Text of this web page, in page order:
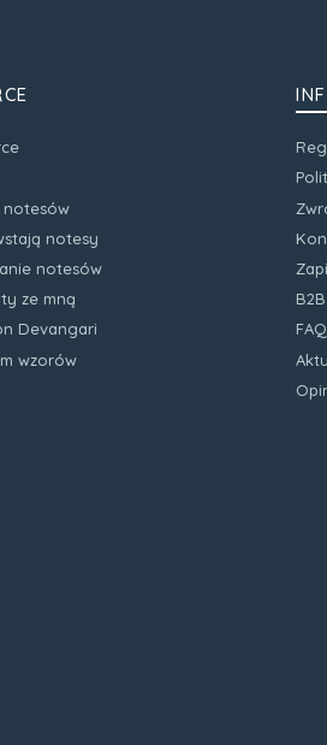
notesów
notesy
notesów
ze mną
Devangari
wzorów